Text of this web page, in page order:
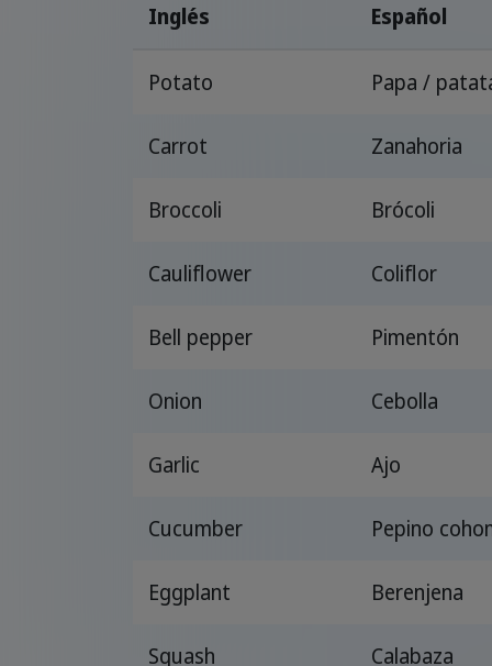
Inglés Español
Potato Papa /
Carrot Zanahoria
Broccoli Brócoli
Cauliflower Coliflor
Bell pepper Pimentón
Onion Cebolla
Garlic Ajo
Cucumber Pepino
Eggplant Berenjena
Squash Calabaza